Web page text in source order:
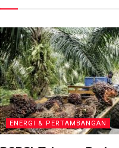
ENERGI & PERTAMBANGAN